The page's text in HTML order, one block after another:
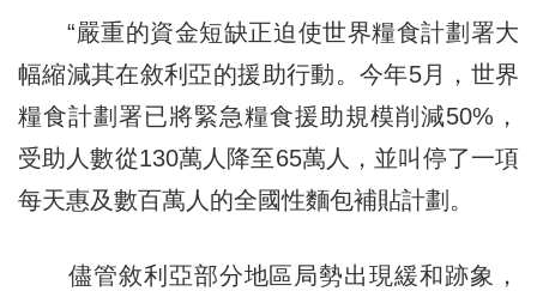
“嚴重的資金短缺正迫使世界糧食計劃署大
幅縮減其在敘利亞的援助行動。今年5月，世界
糧食計劃署已將緊急糧食援助規模削減50%，
受助人數從130萬人降至65萬人，並叫停了一項
每天惠及數百萬人的全國性麵包補貼計劃。
儘管敘利亞部分地區局勢出現緩和跡象，